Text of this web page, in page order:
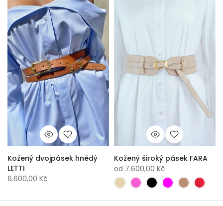
Kožený dvojpásek hnědý
LETTI
6.600,00 Kč
Kožený široký pásek FARA
od 7.600,00 Kč